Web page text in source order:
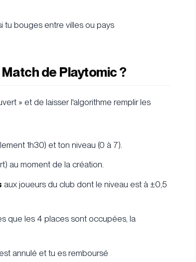
tu bouges entre villes ou pays
de Playtomic ?
» et de laisser l'algorithme remplir les
1h30) et ton niveau (0 à 7).
au moment de la création.
aux joueurs du club dont le niveau est à ±0,5
que les 4 places sont occupées, la
annulé et tu es remboursé